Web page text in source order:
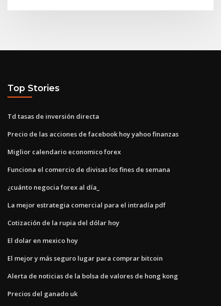
Top Stories
Td tasas de inversión directa
Precio de las acciones de facebook hoy yahoo finanzas
Miglior calendario economico forex
Funciona el comercio de divisas los fines de semana
¿cuánto negocia forex al día_
La mejor estrategia comercial para el intradía pdf
Cotización de la rupia del dólar hoy
El dolar en mexico hoy
El mejor y más seguro lugar para comprar bitcoin
Alerta de noticias de la bolsa de valores de hong kong
Precios del ganado uk